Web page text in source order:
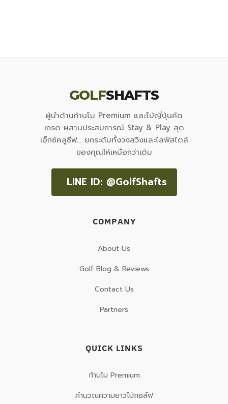
GOLFSHAFTS
ผู้นำด้านก้านโม Premium และไม้ญี่ปุ่นคัด
เกรด ผสานประสบการณ์ Stay & Play สุด
เอ็กซ์คลูซีฟ... ยกระดับทั้งวงสวิงและไลฟ์สไตล์
ของคุณให้เหนือกว่าเดิม
LINE ID: @GolfShafts
COMPANY
About Us
Golf Blog & Reviews
Contact Us
Partners
QUICK LINKS
ก้านโม Premium
คำนวณความยาวไม้กอล์ฟ